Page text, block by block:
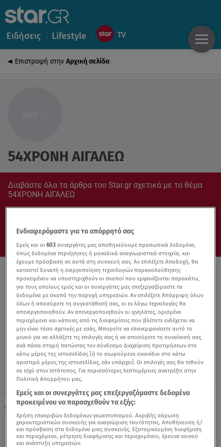
Ειδήσεις Lifestyle
Επιστροφή στην Αρχική σελίδα
54ΧΡΟΝΗ ΑΙΓΑΛΕΩ
Διαβάστε όλα τα άρθρα του Star.gr σχετικά με το θέμα
54ΧΡΟΝΗ ΑΙΓΑΛΕΩ
20.10.21, 20:20
Δολοφονία Αιγάλεω: «Σκότωσε τη μάνα
μου», φώναζε ο γιος της 54χρονης
Ενδιαφερόμαστε για το απόρρητό σας
Εμείς και οι603 συνεργάτες μας αποθηκεύουμε προσωπικά δεδομένα,
όπως δεδομένα περιήγησης ή μοναδικά αναγνωριστικά στοιχεία, και
έχουμε πρόσβαση σε αυτά στη συσκευή σας. Αν επιλέξετε Αποδοχή, θα
καταστεί δυνατή η ενεργοποίηση τεχνολογιών παρακολούθησης
προκειμένου να υποστηριχθούν οι σκοποί που εμφανίζονται παρακάτω,
για τους οποίους εμείς και οι συνεργάτες μας επεξεργαζόμαστε τα
δεδομένα με σκοπό την παροχή υπηρεσιών. Αν επιλέξετε Απόρριψη όλων
όλων ή αποσύρετε τη συγκατάθεσή σας, οι εν λόγω τεχνολογίες θα
απενεργοποιηθούν. Αν απενεργοποιηθούν οι ιχνηλάτες, ορισμένο
περιεχόμενο και κάποιες από τις διαφημίσεις που βλέπετε ενδέχεται να
μην είναι τόσο σχετικές με εσάς. Μπορείτε να επανεμφανίσετε αυτό το
μενού για να αλλάξετε τις επιλογές σας ή να αποσύρετε τη συναίνεσή σας
ανά πάσα στιγμή πατώντας τον σύνδεσμο Διαχείριση προτιμήσεων στο
κάτω μέρος της ιστοσελίδας [ή το αιωρούμενο εικονίδιο στο κάτω
αριστερό μέρος της ιστοσελίδας, εάν υπάρχει]. Οι επιλογές σας θα τεθούν
σε ισχύ στον Ιστότοπος. Για περισσότερες λεπτομέρειες ανατρέξτε στην
Πολιτική Απορρήτου μας.
Εμείς και οι συνεργάτες μας επεξεργαζόμαστε δεδομένα
προκειμένου να παρασχεθούν τα εξής:
Χρήση επακριβών δεδομένων γεωεντοπισμού. Ακριβής σάρωση
χαρακτηριστικών συσκευής για αναγνώριση ταυτότητας. Αποθήκευση ή/
και πρόσβαση στα δεδομένα μιας συσκευής. Εξατομικευμένη διαφήμιση
και περιεχόμενο, μέτρηση διαφήμισης και περιεχομένου, έρευνα κοινού
και ανάπτυξη υπηρεσιών.